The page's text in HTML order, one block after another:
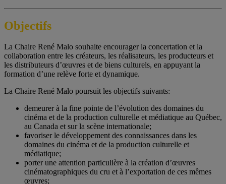
Objectifs
La Chaire René Malo souhaite encourager la concertation et la
collaboration entre les créateurs, les réalisateurs, les producteurs et
les distributeurs d’œuvres et de biens culturels, en appuyant la
formation d’une relève forte et dynamique.
La Chaire René Malo poursuit les objectifs suivants:
demeurer à la fine pointe de l’évolution des domaines du
cinéma et de la production culturelle et médiatique au Québec,
au Canada et sur la scène internationale;
favoriser le développement des connaissances dans les
domaines du cinéma et de la production culturelle et
médiatique;
porter une attention particulière à la création d’œuvres
cinématographiques du cru et à l’exportation de ces mêmes
œuvres;